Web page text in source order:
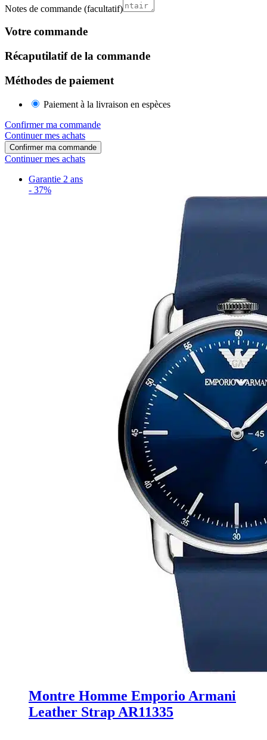
Notes de commande (facultatif)
Votre commande
Récaputilatif de la commande
Méthodes de paiement
Paiement à la livraison en espèces
Confirmer ma commande
Continuer mes achats
Confirmer ma commande
Continuer mes achats
Garantie 2 ans
- 37%
Montre Homme Emporio Armani
Leather Strap AR11335